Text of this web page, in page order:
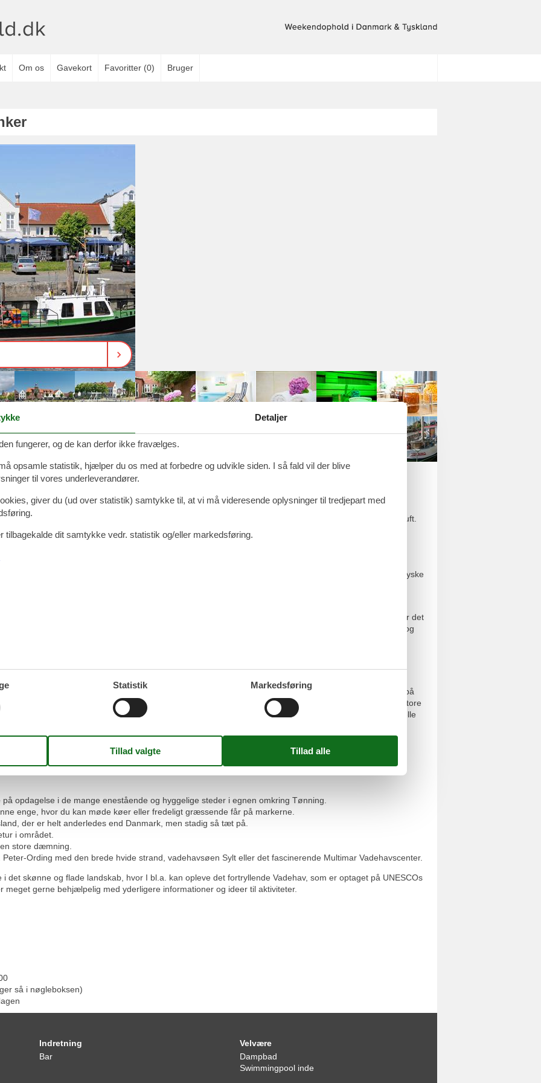
Om os Gavekort Favoritter (0) Bruger
miniferie tæt på Ejderen og Vadehavet. Tag på tur til digerne langs Vadehavet og nyd den friske havluft.
eller dampbad og kan nyde middagen i restauranten. Herefter kan I gå til køjs i ”Skipperkahytterne”
ombord. Her kan I se frem til et hyggeligt ophold med maritim stemning i den charmerende, nordtyske
gammeldags gæstfrihed i smukke omgivelser direkte ud til vandet.
fra en nats søvn i de komfortable senge. De nænsomt indrettede Skipperkahytter er fulde af charme og er det
Værelserne har alle dobbeltsenge, eget bad, sofa-/siddegruppe, WIFI, telefon, kabel-TV/parabol og
skønne gamle bydel af Tønning.
og der er er ingen elevator.
spændende gastronomiske retter, lækre hjemmebagte kager, friskfangede fisk direkte fra kutterne nede på
altsammen kærligt tilberedt af kaptajn og køkkenchef Willi Peters. Om morgenen kan I glæde jer til den store
– en smukkere start på dagen fås ikke! På den overdækkede udendørsterrasse, hvor det traditionelle
udsigt til havnen, og i den hyggelige krostue/bar kan I afslutte dagen med lidt godt til ganen.
som helst weekendophold. På Hotel Zum Goldenen Anker kan I starte dagen med en svømmetur i
eftermiddagskaffe eller geare ned i saunaen efter en cykeltur rundt i byen.
opdagelse i de mange enestående og hyggelige steder i egnen omkring Tønning.
enge, hvor du kan møde køer eller fredeligt græssende får på markerne.
der er helt anderledes end Danmark, men stadig så tæt på.
i området.
store dæmning.
Ording med den brede hvide strand, vadehavsøen Sylt eller det fascinerende Multimar Vadehavscenter.
det skønne og flade landskab, hvor I bl.a. kan opleve det fortryllende Vadehav, som er optaget på UNESCOs
meget gerne behjælpelig med yderligere informationer og ideer til aktiviteter.
så i nøgleboksen)
Indretning
Bar
Velvære
Dampbad
Swimmingpool inde
Detaljer
fungerer, og de kan derfor ikke fravælges.
opsamle statistik, hjælper du os med at forbedre og udvikle siden. I så fald vil der blive
til vores underleverandører.
giver du (ud over statistik) samtykke til, at vi må videresende oplysninger til tredjepart med
dit samtykke vedr. statistik og/eller markedsføring.
Statistik Markedsføring